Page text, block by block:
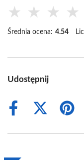
★ ★ ★ ★
Średnia ocena: 4.54
Udostępnij
Share
Share
(Twitter)
Share